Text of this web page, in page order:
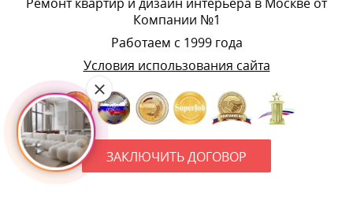
Компании №1
Работаем с 1999 года
Условия использования сайта
ЗАКЛЮЧИТЬ ДОГОВОР